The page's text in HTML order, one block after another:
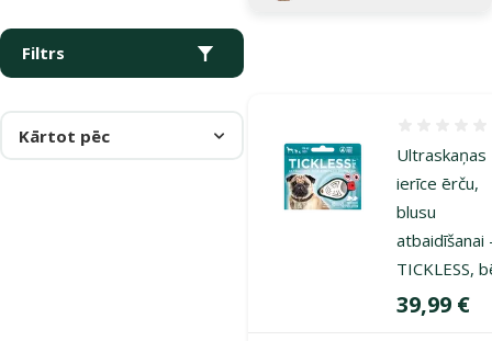
Filtrs
Kārtot pēc
Ultraskaņas
ierīce ērču,
blusu
atbaidīšanai
TICKLESS,
Cena
39,99 €